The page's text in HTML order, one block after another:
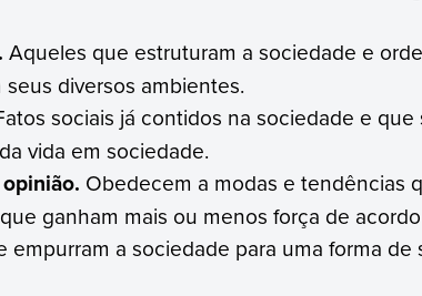
Aqueles que estruturam a sociedade e
diversos ambientes.
sociais já contidos na sociedade e que
vida em sociedade.
Obedecem a modas e tendências
ganham mais ou menos força de
empurram a sociedade para uma forma